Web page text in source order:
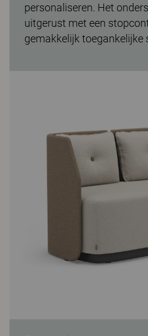
personaliseren. Het
uitgerust met een
gemakkelijk